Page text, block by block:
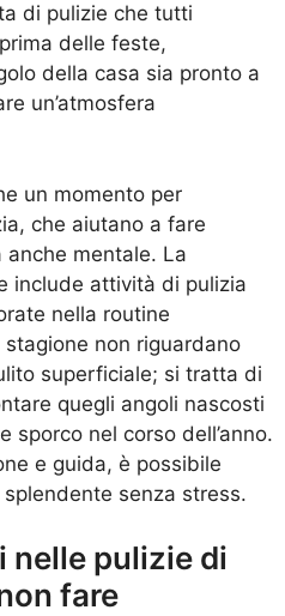
di pulizie che tutti
delle feste,
della casa sia pronto a
un’atmosfera
un momento per
che aiutano a fare
anche mentale. La
include attività di pulizia
nella routine
non riguardano
superficiale; si tratta di
quegli angoli nascosti
sporco nel corso dell’anno.
e guida, è possibile
senza stress.
nelle pulizie di
fare